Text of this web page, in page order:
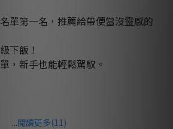
單第一名，推薦給帶便當沒靈感的
下飯！
，新手也能輕鬆駕馭。
...閱讀更多(11)